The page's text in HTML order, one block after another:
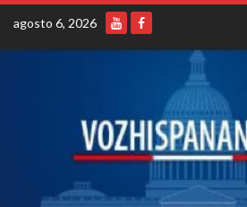
Skip
content
agosto 6, 2026